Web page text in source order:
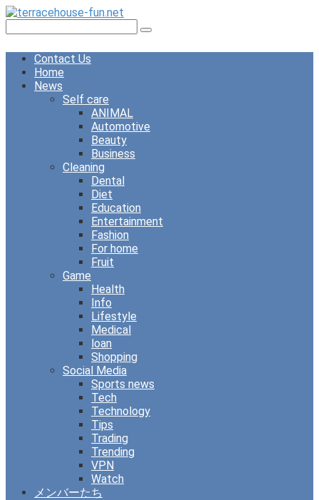
Skip
content
Contact Us
Home
News
Self care
ANIMAL
Automotive
Beauty
Business
Cleaning
Dental
Diet
Education
Entertainment
Fashion
For home
Fruit
Game
Health
Info
Lifestyle
Medical
loan
Shopping
Social Media
Sports news
Tech
Technology
Tips
Trading
Trending
VPN
Watch
メンバーたち